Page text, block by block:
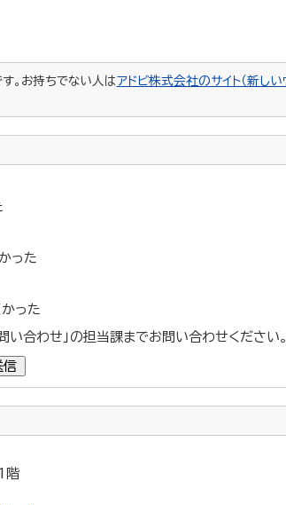
。お持ちでない人はアドビ株式会社のサイト（新しい
った
った
合わせ」の担当課までお問い合わせください。
信
階